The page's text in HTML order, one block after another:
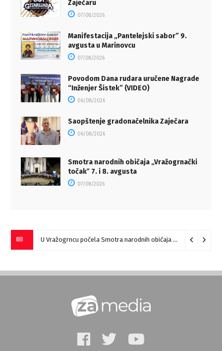
Zaječaru
07/08/2026
Manifestacija „Pantelejski sabor” 9.
avgusta u Marinovcu
07/08/2026
Povodom Dana rudara uručene Nagrade
“Inženjer Šistek” (VIDEO)
06/08/2026
Saopštenje gradonačelnika Zaječara
06/08/2026
Smotra narodnih običaja „Vražogrnački
točakˮ 7. i 8. avgusta
07/08/2026
U Vražogrncu počela Smotra narodnih običaja „Vražogrnački točak“